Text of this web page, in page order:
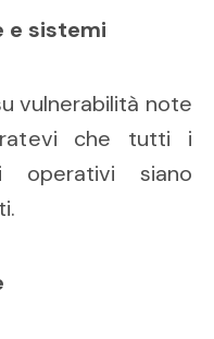
e sistemi
vulnerabilità note
che tutti i
siano